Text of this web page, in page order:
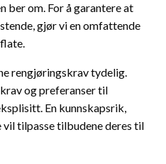
ber om. For å garantere at
gjør vi en omfattende
rengjøringskrav tydelig.
og preferanser til
En kunnskapsrik,
tilpasse tilbudene deres til